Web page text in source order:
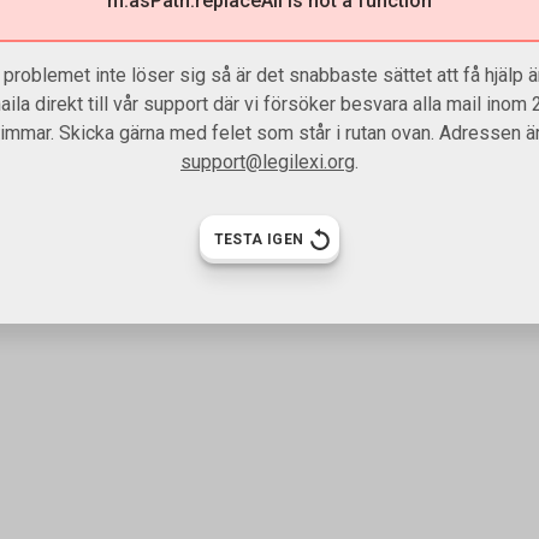
problemet inte löser sig så är det snabbaste sättet att få hjälp
direkt till vår support där vi försöker besvara alla mail inom
Skicka gärna med felet som står i rutan ovan. Adressen
support@legilexi.org
TESTA IGEN